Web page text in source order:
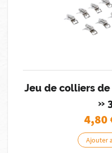
Jeu de colliers
»
4,80
Ajouter